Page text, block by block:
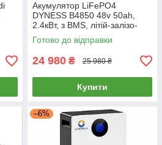
Акумулятор LiFePO4
DYNESS B4850 48v 50ah,
2.4кВт, з BMS, літій-залізо-
фосфатний аккумулятор для
ІБП, UPS
Готово до відправки
24 980 ₴ 25 980 ₴
Купити
–6%